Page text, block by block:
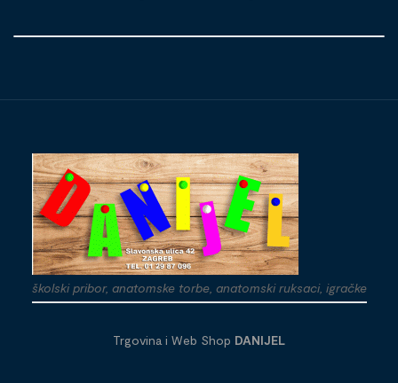
školski pribor, anatomske torbe, anatomski ruksaci, igračke
Trgovina i Web Shop DANIJEL